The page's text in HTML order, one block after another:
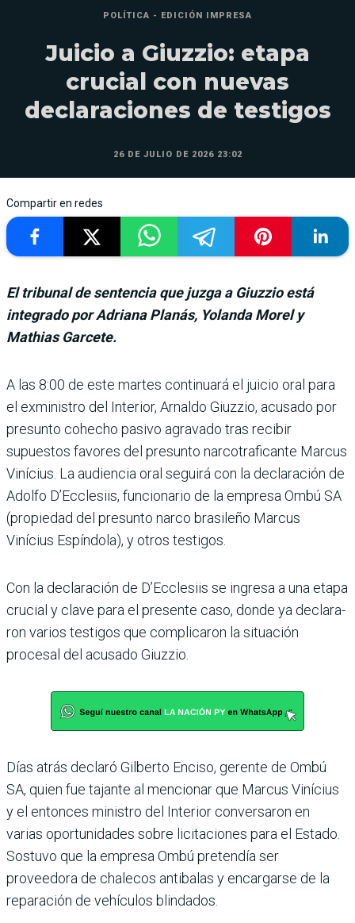
POLÍTICA - EDICIÓN IMPRESA
Juicio a Giuzzio: etapa
crucial con nuevas
declaraciones de testigos
26 DE JULIO DE 2026 23:02
Compartir en redes
El tribunal de sentencia que juzga a Giuzzio está
integrado por Adriana Planás, Yolanda Morel y
Mathias Garcete.
A las 8:00 de este martes conti­nuará el juicio oral para
el exministro del Inte­rior, Arnaldo Giuzzio, acu­sado por
presunto cohecho pasivo agravado tras recibir
supuestos favores del pre­sunto narcotraficante Mar­cus
Vinícius. La audiencia oral seguirá con la declara­ción de
Adolfo D’Ecclesiis, funcionario de la empresa Ombú SA
(propiedad del pre­sunto narco brasileño Mar­cus
Vinícius Espíndola), y otros testigos.
Con la declaración de D’Ec­clesiis se ingresa a una etapa
crucial y clave para el pre­sente caso, donde ya declara­
ron varios testigos que com­plicaron la situación
procesal del acusado Giuzzio.
Días atrás declaró Gilberto Enciso, gerente de Ombú
SA, quien fue tajante al mencio­nar que Marcus Vinícius
y el entonces ministro del Inte­rior conversaron en
varias oportunidades sobre licita­ciones para el Estado.
Sos­tuvo que la empresa Ombú pretendía ser
proveedora de chalecos antibalas y encar­garse de la
reparación de vehículos blindados.